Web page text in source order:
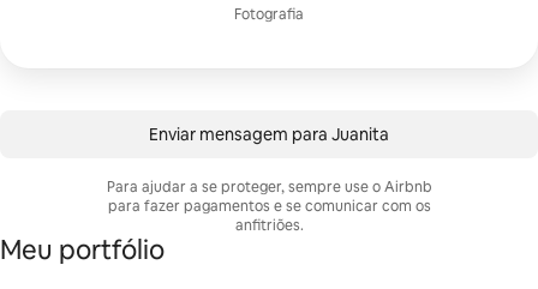
Fotografia
Enviar mensagem para Juanita
Para ajudar a se proteger, sempre use o Airbnb
para fazer pagamentos e se comunicar com os
anfitriões.
Meu portfólio